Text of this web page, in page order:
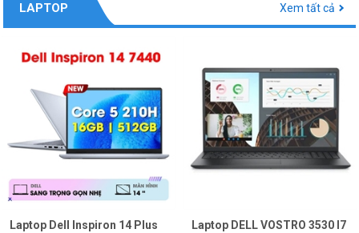
LAPTOP Xem tất cả
Laptop Dell Inspiron 14 Plus
Laptop DELL VOSTRO 3530 I7